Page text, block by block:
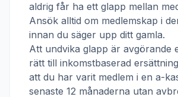
aldrig får ha ett glapp mellan
Ansök alltid om medlemskap i
innan du säger upp ditt gamla.
Att undvika glapp är avgörande
rätt till inkomstbaserad
att du har varit medlem i en a-
senaste 12 månaderna utan